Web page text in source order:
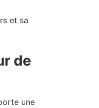
et sa
de
une